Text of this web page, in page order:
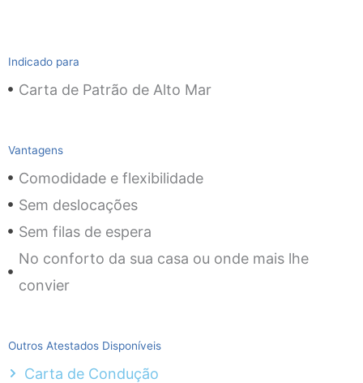
Indicado para
Carta de Patrão de Alto Mar
Vantagens
Comodidade e flexibilidade
Sem deslocações
Sem filas de espera
No conforto da sua casa ou onde mais lhe
convier
Outros Atestados Disponíveis
Carta de Condução